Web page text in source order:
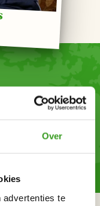
Over
advertenties te
op de